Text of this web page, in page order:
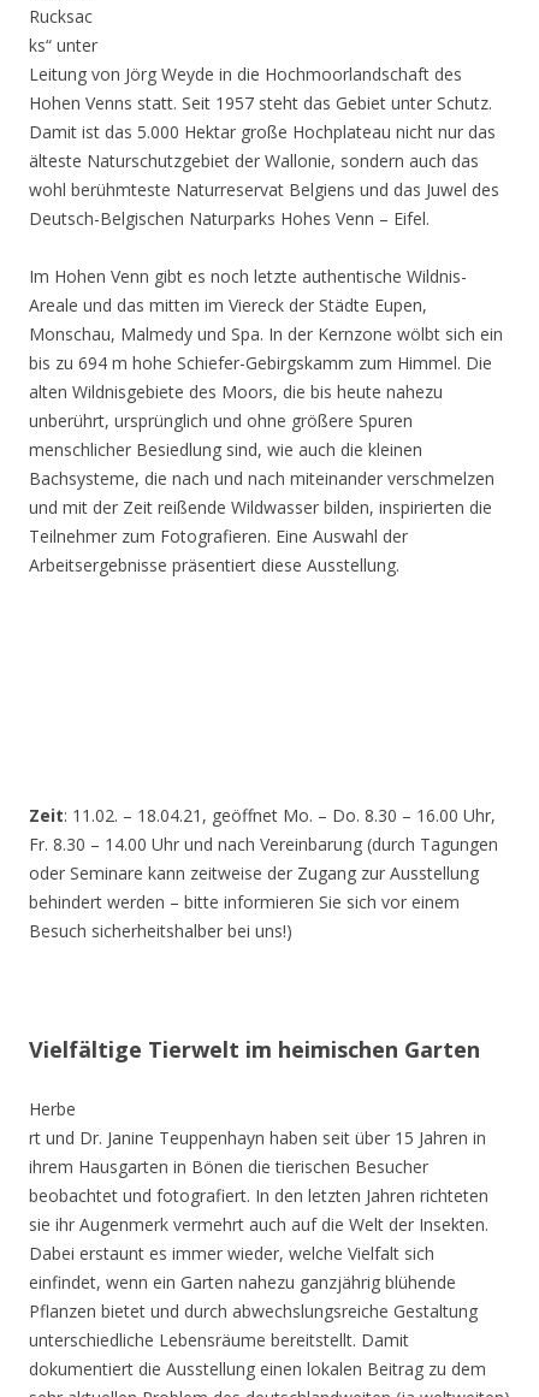
Rucksac
ks“ unter
Leitung von Jörg Weyde in die Hochmoorlandschaft des
Hohen Venns statt. Seit 1957 steht das Gebiet unter Schutz.
Damit ist das 5.000 Hektar große Hochplateau nicht nur das
älteste Naturschutzgebiet der Wallonie, sondern auch das
wohl berühmteste Naturreservat Belgiens und das Juwel des
Deutsch-Belgischen Naturparks Hohes Venn – Eifel.
Im Hohen Venn gibt es noch letzte authentische Wildnis-
Areale und das mitten im Viereck der Städte Eupen,
Monschau, Malmedy und Spa. In der Kernzone wölbt sich ein
bis zu 694 m hohe Schiefer-Gebirgskamm zum Himmel. Die
alten Wildnisgebiete des Moors, die bis heute nahezu
unberührt, ursprünglich und ohne größere Spuren
menschlicher Besiedlung sind, wie auch die kleinen
Bachsysteme, die nach und nach miteinander verschmelzen
und mit der Zeit reißende Wildwasser bilden, inspirierten die
Teilnehmer zum Fotografieren. Eine Auswahl der
Arbeitsergebnisse präsentiert diese Ausstellung.
Zeit: 11.02. – 18.04.21, geöffnet Mo. – Do. 8.30 – 16.00 Uhr,
Fr. 8.30 – 14.00 Uhr und nach Vereinbarung (durch Tagungen
oder Seminare kann zeitweise der Zugang zur Ausstellung
behindert werden – bitte informieren Sie sich vor einem
Besuch sicherheitshalber bei uns!)
Vielfältige Tierwelt im heimischen Garten
Herbe
rt und Dr. Janine Teuppenhayn haben seit über 15 Jahren in
ihrem Hausgarten in Bönen die tierischen Besucher
beobachtet und fotografiert. In den letzten Jahren richteten
sie ihr Augenmerk vermehrt auch auf die Welt der Insekten.
Dabei erstaunt es immer wieder, welche Vielfalt sich
einfindet, wenn ein Garten nahezu ganzjährig blühende
Pflanzen bietet und durch abwechslungsreiche Gestaltung
unterschiedliche Lebensräume bereitstellt. Damit
dokumentiert die Ausstellung einen lokalen Beitrag zu dem